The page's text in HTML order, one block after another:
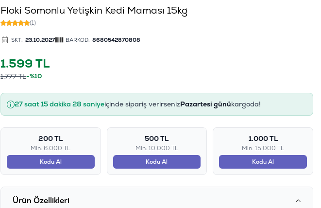
Floki Somonlu Yetişkin Kedi Maması 15kg
(1)
SKT: 23.10.2027 BARKOD: 8680542870808
1.599TL
1.777TL-%10
27 saat 15 dakika 28 saniyeiçinde sipariş verirsenizPazartesi günükargoda!
200 TL
Min: 6.000 TL
Kodu Al
500 TL
Min: 10.000 TL
Kodu Al
1.000 TL
Min: 15.000 TL
Kodu Al
Ürün Özellikleri